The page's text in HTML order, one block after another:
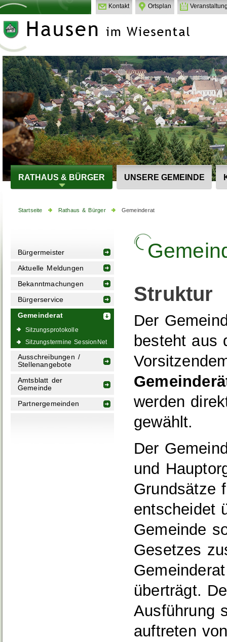
Kontakt Ortsplan
RATHAUS & BÜRGER UNSERE GEMEINDE
Startseite Rathaus & Bürger Gemeinderat
Bürgermeister
Aktuelle Meldungen
Bekanntmachungen
Bürgerservice
Gemeinderat
Sitzungsprotokolle
Sitzungstermine SessionNet
Ausschreibungen /
Stellenangebote
Amtsblatt der
Gemeinde
Partnergemeinden
Struktur
Der
besteht aus
werden
gewählt.
Der
und
Grundsätze
entscheidet
Gemeinde
Gesetzes
überträgt.
Ausführung
auftreten